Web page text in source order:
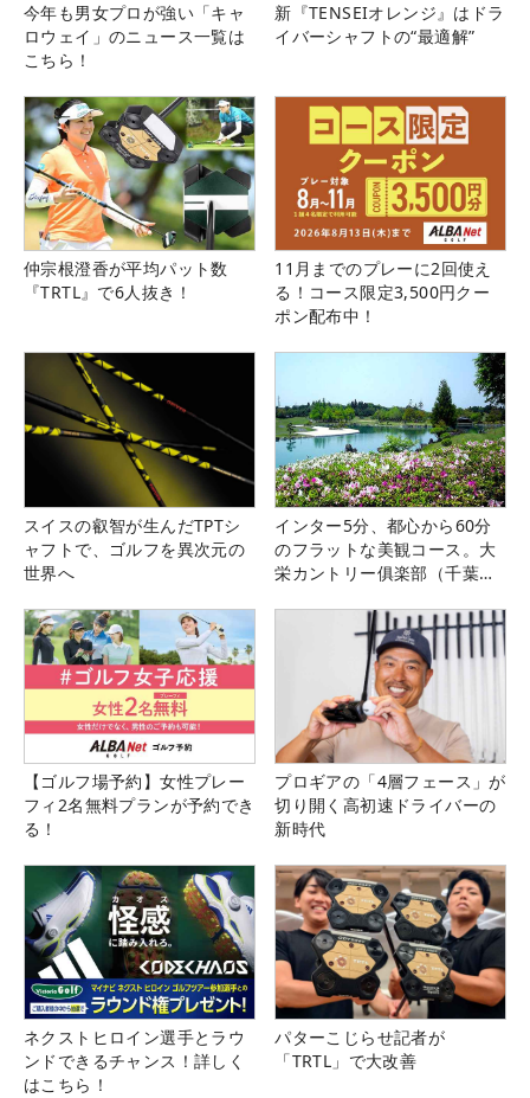
今年も男女プロが強い「キャ
ロウェイ」のニュース一覧は
こちら！
新『TENSEIオレンジ』はドラ
イバーシャフトの“最適解”
仲宗根澄香が平均パット数
『TRTL』で6人抜き！
11月までのプレーに2回使え
る！コース限定3,500円クー
ポン配布中！
スイスの叡智が生んだTPTシ
ャフトで、ゴルフを異次元の
世界へ
インター5分、都心から60分
のフラットな美観コース。大
栄カントリー俱楽部（千葉
【ゴルフ場予約】女性プレー
フィ2名無料プランが予約でき
る！
プロギアの「4層フェース」が
切り開く高初速ドライバーの
新時代
ネクストヒロイン選手とラウ
ンドできるチャンス！詳しく
はこちら！
パターこじらせ記者が
「TRTL」で大改善